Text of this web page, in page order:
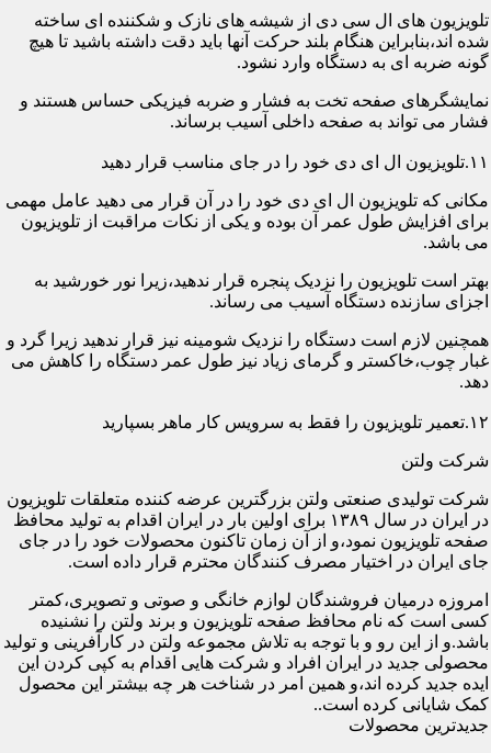
تلویزیون های ال سی دی از شیشه های نازک و شکننده ای ساخته
شده اند،بنابراین هنگام بلند حرکت آنها باید دقت داشته باشید تا هیچ
گونه ضربه ای به دستگاه وارد نشود.
نمایشگرهای صفحه تخت به فشار و ضربه فیزیکی حساس هستند و
فشار می تواند به صفحه داخلی آسیب برساند.
۱۱.تلویزیون ال ای دی خود را در جای مناسب قرار دهید
مکانی که تلویزیون ال ای دی خود را در آن قرار می دهید عامل مهمی
برای افزایش طول عمر آن بوده و یکی از نکات مراقبت از تلویزیون
می باشد.
بهتر است تلویزیون را نزدیک پنجره قرار ندهید،زیرا نور خورشید به
اجزای سازنده دستگاه آسیب می رساند.
همچنین لازم است دستگاه را نزدیک شومینه نیز قرار ندهید زیرا گرد و
غبار چوب،خاکستر و گرمای زیاد نیز طول عمر دستگاه را کاهش می
دهد.
۱۲.تعمیر تلویزیون را فقط به سرویس کار ماهر بسپارید
شرکت ولتن
شرکت تولیدی صنعتی ولتن بزرگترین عرضه کننده متعلقات تلویزیون
در ایران در سال ۱۳۸۹ برای اولین بار در ایران اقدام به تولید محافظ
صفحه تلویزیون نمود،و از آن زمان تاکنون محصولات خود را در جای
جای ایران در اختیار مصرف کنندگان محترم قرار داده است.
امروزه درمیان فروشندگان لوازم خانگی و صوتی و تصویری،کمتر
کسی است که نام محافظ صفحه تلویزیون و برند ولتن را نشنیده
باشد.و از این رو و با توجه به تلاش مجموعه ولتن در کارآفرینی و تولید
محصولی جدید در ایران افراد و شرکت هایی اقدام به کپی کردن این
ایده جدید کرده اند،و همین امر در شناخت هر چه بیشتر این محصول
کمک شایانی کرده است..
جدیدترین محصولات